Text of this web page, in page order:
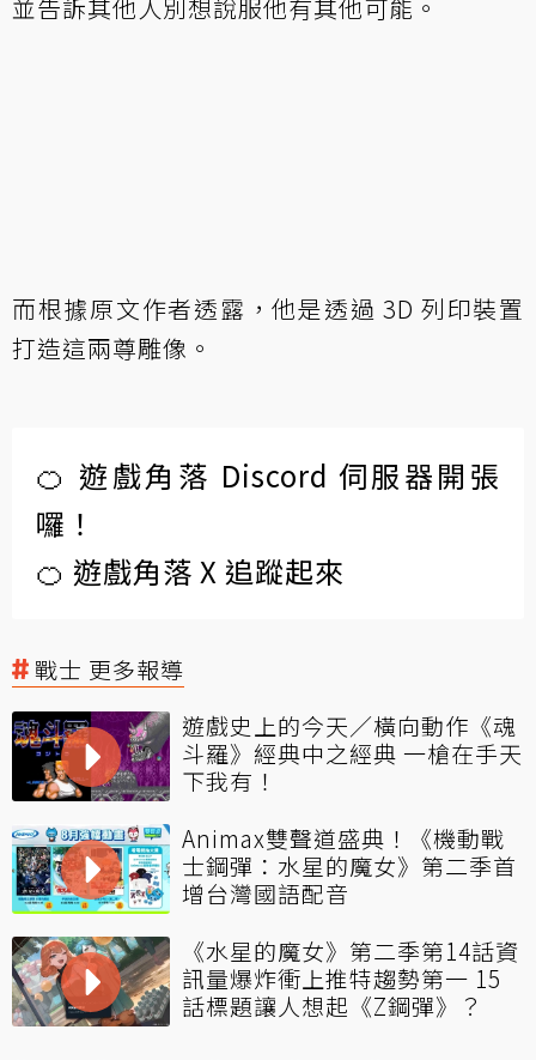
並告訴其他人別想說服他有其他可能。
而根據原文作者透露，他是透過 3D 列印裝置
打造這兩尊雕像。
🍊 遊戲角落 Discord 伺服器開張
囉！
🍊 遊戲角落 X 追蹤起來
戰士 更多報導
遊戲史上的今天／橫向動作《魂
斗羅》經典中之經典 一槍在手天
下我有！
Animax雙聲道盛典！《機動戰
士鋼彈：水星的魔女》第二季首
增台灣國語配音
《水星的魔女》第二季第14話資
訊量爆炸衝上推特趨勢第一 15
話標題讓人想起《Z鋼彈》？